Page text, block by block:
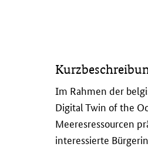
n
d
e
r
H
Im Rahmen der
Digital Twin of the
Meeresressourcen
interessierte